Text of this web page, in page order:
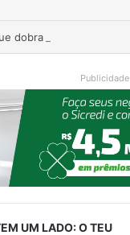
Publicidade
UM LADO: O TEU